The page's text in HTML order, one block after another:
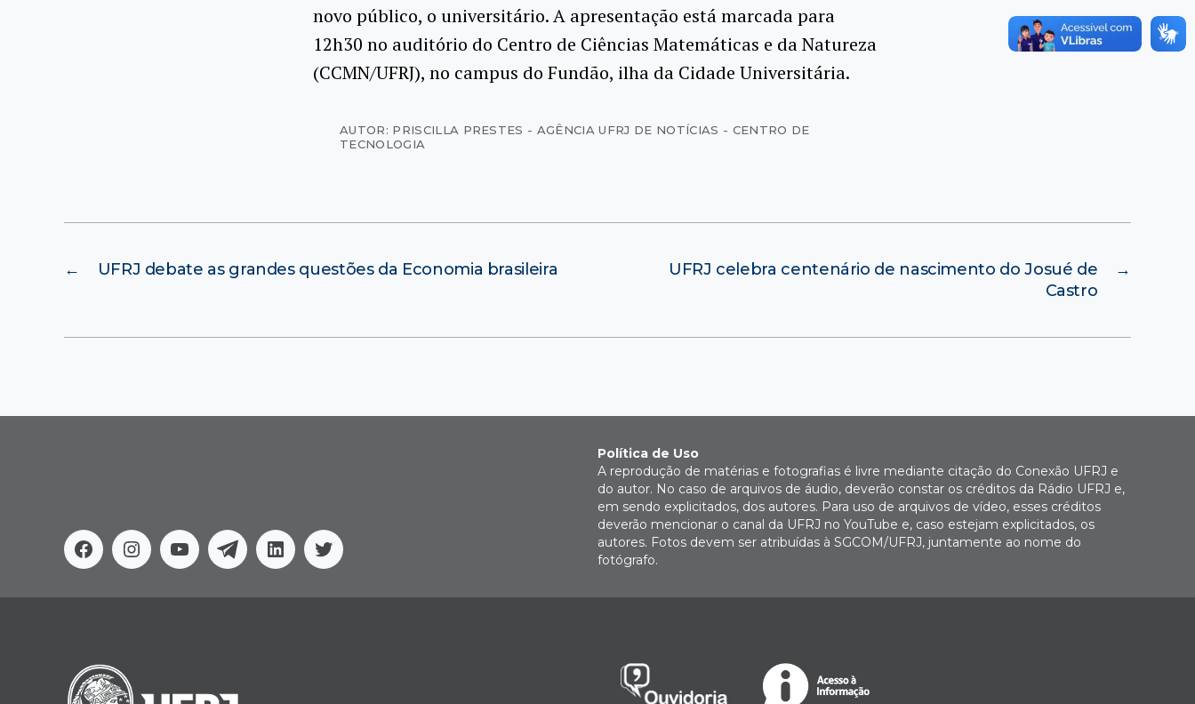
novo público, o universitário. A apresentação está marcada para
12h30 no auditório do Centro de Ciências Matemáticas e da Natureza
(CCMN/UFRJ), no campus do Fundão, ilha da Cidade Universitária.
AUTOR: PRISCILLA PRESTES - AGÊNCIA UFRJ DE NOTÍCIAS - CENTRO DE
TECNOLOGIA
← UFRJ debate as grandes questões da Economia brasileira →
UFRJ celebra centenário de nascimento do Josué de
Castro
FacebookInstagram
YoutubeTelegramLinkedinTwitter
Política de Uso
A reprodução de matérias e fotografias é livre mediante citação do Conexão UFRJ e
do autor. No caso de arquivos de áudio, deverão constar os créditos da Rádio UFRJ e,
em sendo explicitados, dos autores. Para uso de arquivos de vídeo, esses créditos
deverão mencionar o canal da UFRJ no YouTube e, caso estejam explicitados, os
autores. Fotos devem ser atribuídas à SGCOM/UFRJ, juntamente ao nome do
fotógrafo.